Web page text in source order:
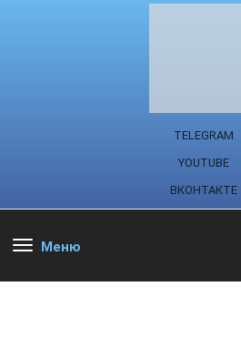
TELEGRAM
YOUTUBE
ВКОНТАКТЕ
Меню